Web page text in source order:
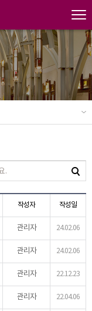
작성자 작성일
관리자 24.02.06
관리자 24.02.06
관리자 22.12.23
관리자 22.04.06